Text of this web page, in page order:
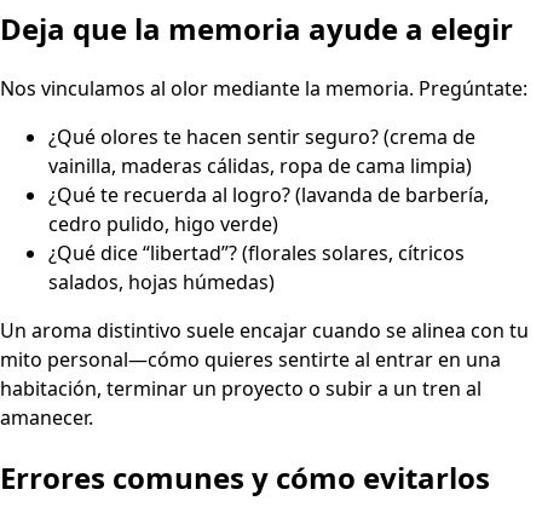
Deja que la memoria ayude a elegir
Nos vinculamos al olor mediante la memoria. Pregúntate:
¿Qué olores te hacen sentir seguro? (crema de
vainilla, maderas cálidas, ropa de cama limpia)
¿Qué te recuerda al logro? (lavanda de barbería,
cedro pulido, higo verde)
¿Qué dice “libertad”? (florales solares, cítricos
salados, hojas húmedas)
Un aroma distintivo suele encajar cuando se alinea con tu
mito personal—cómo quieres sentirte al entrar en una
habitación, terminar un proyecto o subir a un tren al
amanecer.
Errores comunes y cómo evitarlos